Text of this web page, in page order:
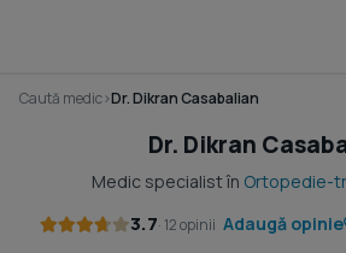
Caută medic›Dr. Dikran Casabalian
Dr. Dikran
Medic specialist în Ortopedie-
3.7· 12 opinii Adaugă opinie